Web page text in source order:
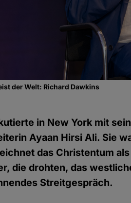
der Welt: Richard Dawkins
in New York mit
Ayaan Hirsi Ali. Sie
das Christentum
die drohten, das
Streitgespräch.